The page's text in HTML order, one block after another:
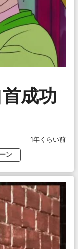
成功
1年くらい前
ン